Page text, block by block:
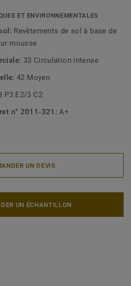
ET ENVIRONNEMENTALES
Revêtements de sol à base de
mousse
33 Circulation intense
42 Moyen
P3 E2/3 C2
n° 2011-321:A+
UN DEVIS
UN ÉCHANTILLON